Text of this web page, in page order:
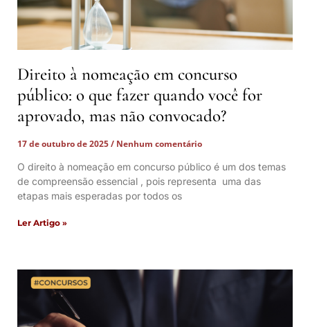
Direito à nomeação em concurso
público: o que fazer quando você for
aprovado, mas não convocado?
17 de outubro de 2025
Nenhum comentário
O direito à nomeação em concurso público é um dos temas
de compreensão essencial , pois representa uma das
etapas mais esperadas por todos os
Ler Artigo »